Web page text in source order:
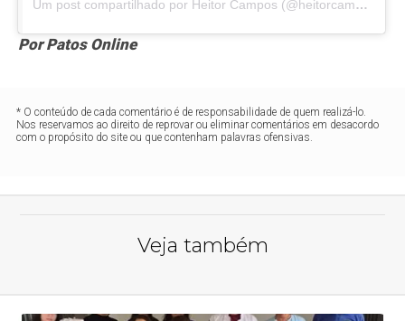
Um post compartilhado por Heitor Campos (@heitorcampos.oficial)
Por Patos Online
* O conteúdo de cada comentário é de responsabilidade de quem realizá-lo.
Nos reservamos ao direito de reprovar ou eliminar comentários em desacordo
com o propósito do site ou que contenham palavras ofensivas.
Veja também